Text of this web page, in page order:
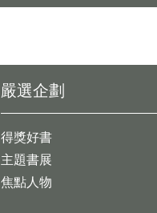
嚴選企劃
得獎好書
主題書展
焦點人物